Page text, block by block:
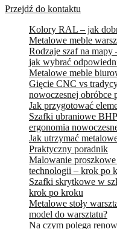
Przejdź do kontaktu
Kolory RAL – jak
Metalowe meble
Rodzaje szaf na mapy
jak wybrać
Metalowe meble
Gięcie CNC vs
nowoczesnej obróbce
Jak przygotować
Szafki ubraniowe
ergonomia
Jak utrzymać
Praktyczny poradnik
Malowanie
technologii – krok po
Szafki skrytkowe w
krok po kroku
Metalowe stoły
model do warsztatu?
Na czym polega